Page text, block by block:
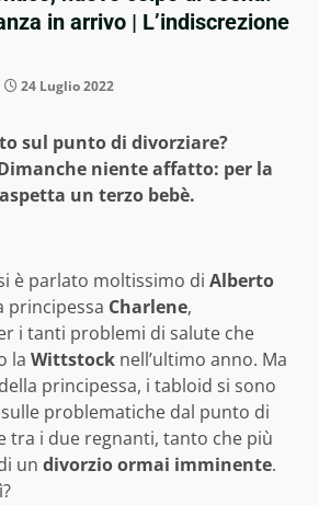
in arrivo | L’indiscrezione
24 Luglio 2022
sul punto di divorziare?
niente affatto: per la
un terzo bebè.
è parlato moltissimo di Alberto
principessa Charlene,
i tanti problemi di salute che
la Wittstock nell’ultimo anno. Ma
principessa, i tabloid si sono
problematiche dal punto di
tra i due regnanti, tanto che più
un divorzio ormai imminente.